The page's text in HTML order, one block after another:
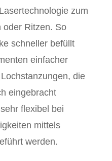
zum
oder Ritzen. So
schneller befüllt
einfacher
die
eingebracht
flexibel bei
mittels
werden.